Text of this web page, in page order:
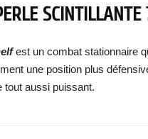
SCINTILLANTE
est un combat stationnaire
une position plus
tout aussi puissant.